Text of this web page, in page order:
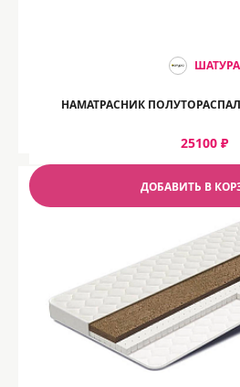
ШАТУРА
НАМАТРАСНИК
25100 ₽
ДОБАВИТЬ В